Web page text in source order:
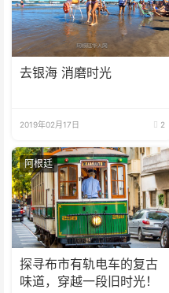
去银海 消磨时光
2019年02月17日 2
阿根廷
探寻布市有轨电车的复古
味道，穿越一段旧时光！